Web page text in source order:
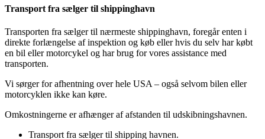
Transport fra sælger til shippinghavn
Transporten fra sælger til nærmeste shippinghavn, foregår enten i
direkte forlængelse af inspektion og køb eller hvis du selv har købt
en bil eller motorcykel og har brug for vores assistance med
transporten.
Vi sørger for afhentning over hele USA – også selvom bilen eller
motorcyklen ikke kan køre.
Omkostningerne er afhænger af afstanden til udskibningshavnen.
Transport fra sælger til shipping havnen.